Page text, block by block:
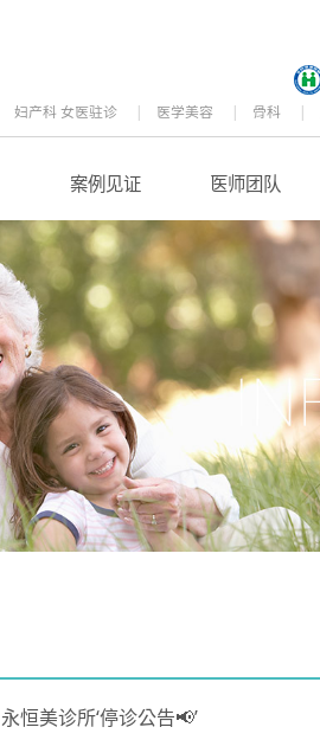
妇产科 女医驻诊 医学美容 骨科
案例见证 医师团队
永恒美诊所‘停诊公告📢’